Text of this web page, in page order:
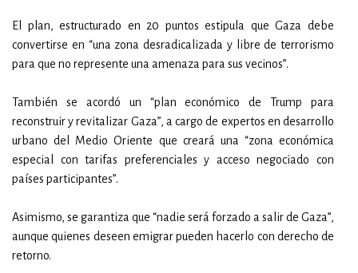
El plan, estructurado en 20 puntos estipula que Gaza debe
convertirse en “una zona desradicalizada y libre de terrorismo
para que no represente una amenaza para sus vecinos”.
También se acordó un “plan económico de Trump para
reconstruir y revitalizar Gaza”, a cargo de expertos en desarrollo
urbano del Medio Oriente que creará una “zona económica
especial con tarifas preferenciales y acceso negociado con
países participantes”.
Asimismo, se garantiza que “nadie será forzado a salir de Gaza”,
aunque quienes deseen emigrar pueden hacerlo con derecho de
retorno.